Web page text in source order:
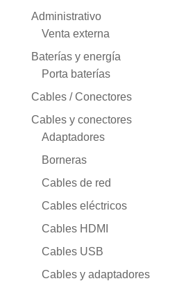
Administrativo
Venta externa
Baterías y energía
Porta baterías
Cables / Conectores
Cables y conectores
Adaptadores
Borneras
Cables de red
Cables eléctricos
Cables HDMI
Cables USB
Cables y adaptadores